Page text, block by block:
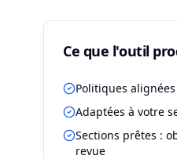
Ce que l'outil
Politiques alignées
Adaptées à votre
Sections prêtes :
revue